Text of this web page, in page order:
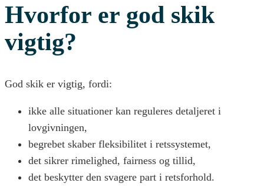
Hvorfor er god skik
vigtig?
God skik er vigtig, fordi:
ikke alle situationer kan reguleres detaljeret i
lovgivningen,
begrebet skaber fleksibilitet i retssystemet,
det sikrer rimelighed, fairness og tillid,
det beskytter den svagere part i retsforhold.